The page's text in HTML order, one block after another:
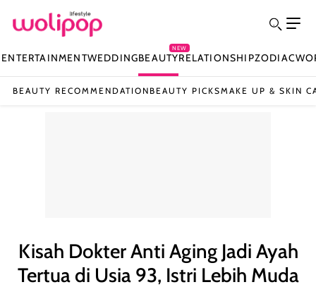
ENTERTAINMENTWEDDINGBEAUTY
NEW
RELATIONSHIPZODIAC
BEAUTY RECOMMENDATION BEAUTY PICKSMAKE UP & SKIN
Kisah Dokter Anti Aging Jadi Ayah
Tertua di Usia 93, Istri Lebih Muda